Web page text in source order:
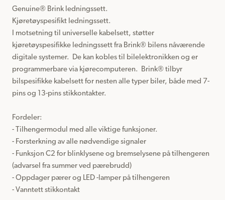
Genuine® Brink ledningssett.
Kjøretøyspesifikt ledningssett.
I motsetning til universelle kabelsett, støtter
kjøretøyspesifikke ledningssett fra Brink® bilens nåværende
digitale systemer.  De kan kobles til bilelektronikken og er
programmerbare via kjørecomputeren.  Brink® tilbyr
bilspesifikke kabelsett for nesten alle typer biler, både med 7-
pins og 13-pins stikkontakter.
Fordeler:
- Tilhengermodul med alle viktige funksjoner.
- Forsterkning av alle nødvendige signaler
- Funksjon C2 for blinklysene og bremselysene på tilhengeren
(advarsel fra summer ved pærebrudd)
- Oppdager pærer og LED -lamper på tilhengeren
- Vanntett stikkontakt